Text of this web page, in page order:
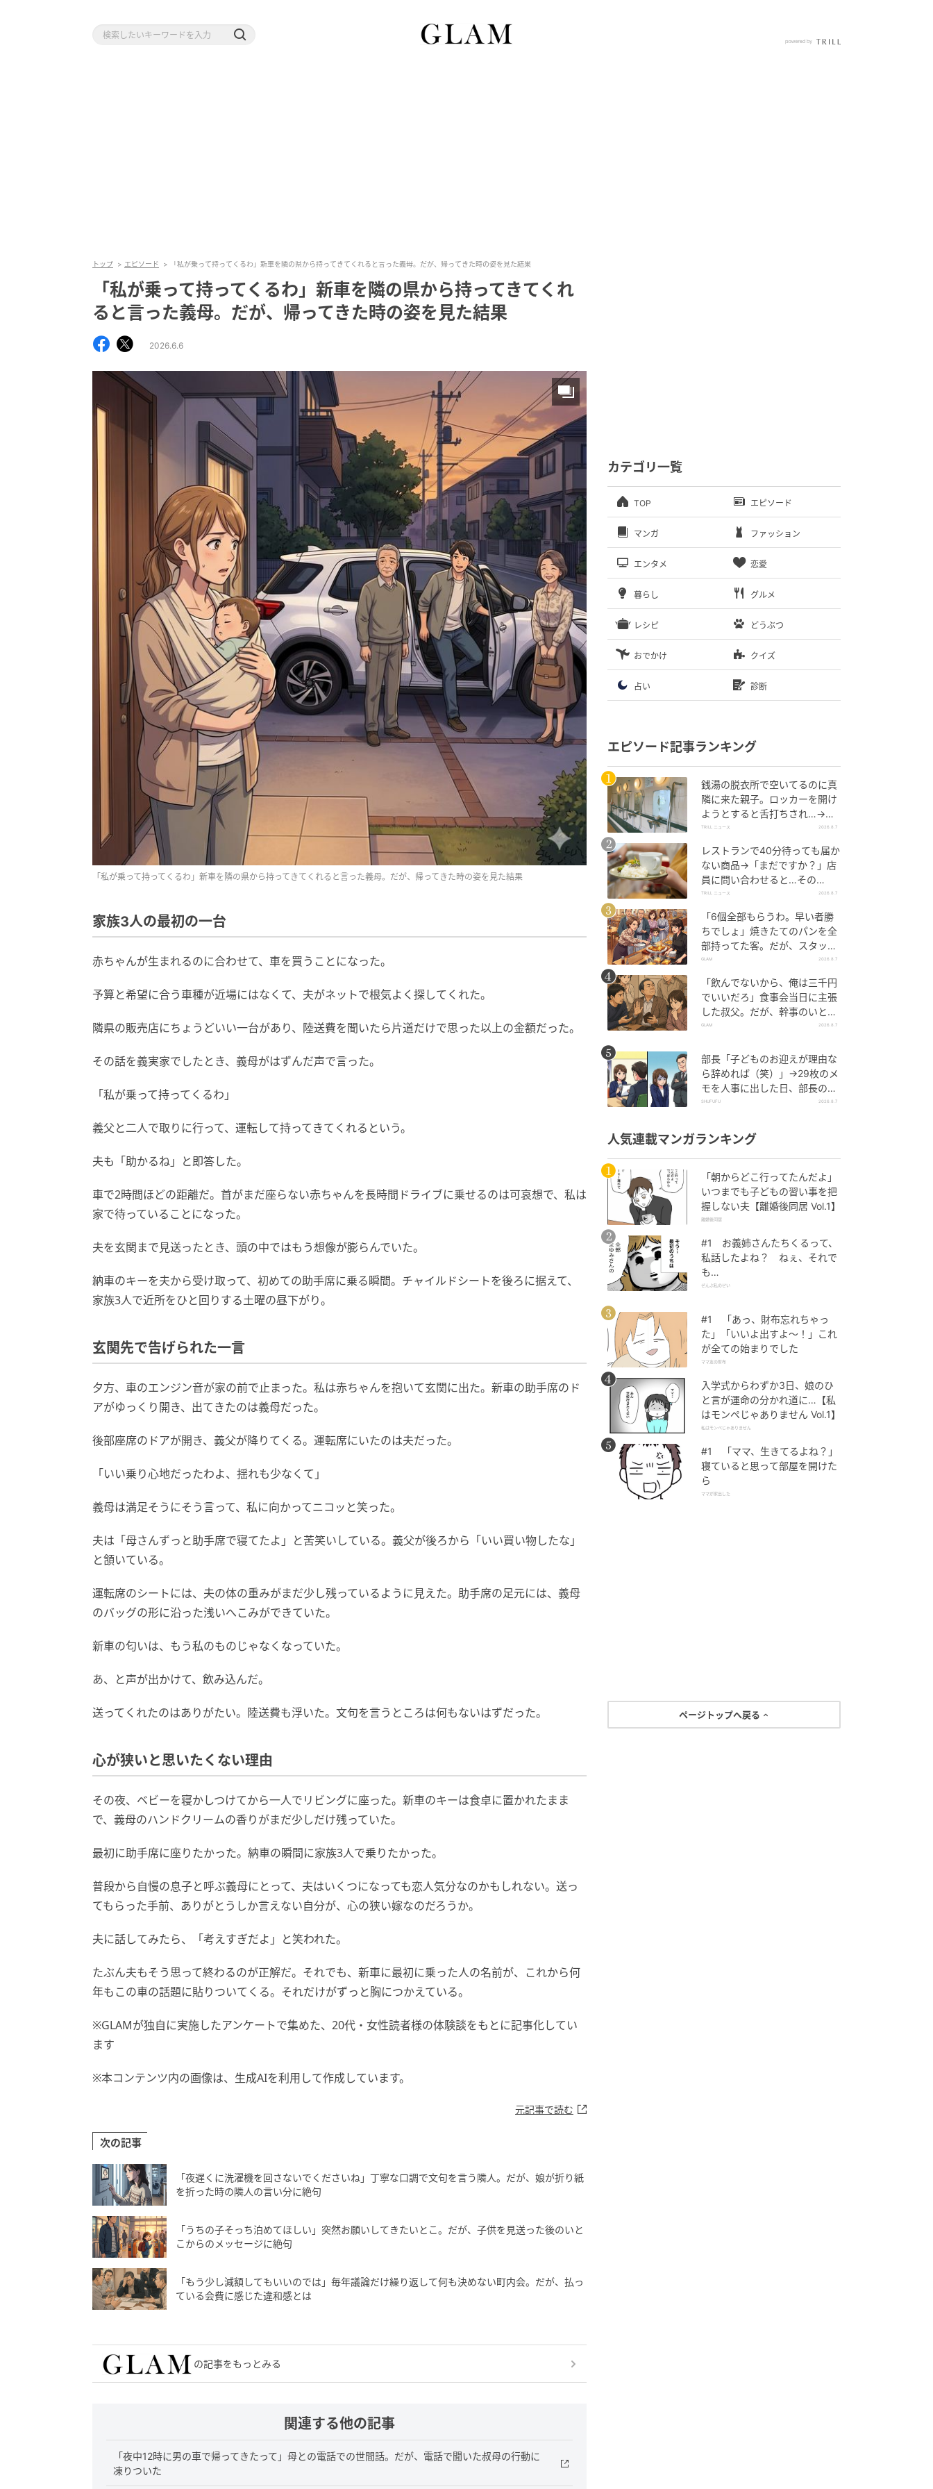
トップ エピソード 「私が乗って持ってくるわ」新車を隣の県から持ってきてくれると言った義母。だが、帰ってきた時の姿を見た結果
「私が乗って持ってくるわ」新車を隣の県から持ってきてくれ
ると言った義母。だが、帰ってきた時の姿を見た結果
2026.6.6
「私が乗って持ってくるわ」新車を隣の県から持ってきてくれると言った義母。だが、帰ってきた時の姿を見た結果
家族3人の最初の一台
赤ちゃんが生まれるのに合わせて、車を買うことになった。
予算と希望に合う車種が近場にはなくて、夫がネットで根気よく探してくれた。
隣県の販売店にちょうどいい一台があり、陸送費を聞いたら片道だけで思った以上の金額だった。
その話を義実家でしたとき、義母がはずんだ声で言った。
「私が乗って持ってくるわ」
義父と二人で取りに行って、運転して持ってきてくれるという。
夫も「助かるね」と即答した。
車で2時間ほどの距離だ。首がまだ座らない赤ちゃんを長時間ドライブに乗せるのは可哀想で、私は
家で待っていることになった。
夫を玄関まで見送ったとき、頭の中ではもう想像が膨らんでいた。
納車のキーを夫から受け取って、初めての助手席に乗る瞬間。チャイルドシートを後ろに据えて、
家族3人で近所をひと回りする土曜の昼下がり。
玄関先で告げられた一言
夕方、車のエンジン音が家の前で止まった。私は赤ちゃんを抱いて玄関に出た。新車の助手席のド
アがゆっくり開き、出てきたのは義母だった。
後部座席のドアが開き、義父が降りてくる。運転席にいたのは夫だった。
「いい乗り心地だったわよ、揺れも少なくて」
義母は満足そうにそう言って、私に向かってニコッと笑った。
夫は「母さんずっと助手席で寝てたよ」と苦笑いしている。義父が後ろから「いい買い物したな」
と頷いている。
運転席のシートには、夫の体の重みがまだ少し残っているように見えた。助手席の足元には、義母
のバッグの形に沿った浅いへこみができていた。
新車の匂いは、もう私のものじゃなくなっていた。
あ、と声が出かけて、飲み込んだ。
送ってくれたのはありがたい。陸送費も浮いた。文句を言うところは何もないはずだった。
心が狭いと思いたくない理由
その夜、ベビーを寝かしつけてから一人でリビングに座った。新車のキーは食卓に置かれたまま
で、義母のハンドクリームの香りがまだ少しだけ残っていた。
最初に助手席に座りたかった。納車の瞬間に家族3人で乗りたかった。
普段から自慢の息子と呼ぶ義母にとって、夫はいくつになっても恋人気分なのかもしれない。送っ
てもらった手前、ありがとうしか言えない自分が、心の狭い嫁なのだろうか。
夫に話してみたら、「考えすぎだよ」と笑われた。
たぶん夫もそう思って終わるのが正解だ。それでも、新車に最初に乗った人の名前が、これから何
年もこの車の話題に貼りついてくる。それだけがずっと胸につかえている。
※GLAMが独自に実施したアンケートで集めた、20代・女性読者様の体験談をもとに記事化してい
ます
※本コンテンツ内の画像は、生成AIを利用して作成しています。
元記事で読む
次の記事
「夜遅くに洗濯機を回さないでくださいね」丁寧な口調で文句を言う隣人。だが、娘が折り紙
を折った時の隣人の言い分に絶句
「うちの子そっち泊めてほしい」突然お願いしてきたいとこ。だが、子供を見送った後のいと
こからのメッセージに絶句
「もう少し減額してもいいのでは」毎年議論だけ繰り返して何も決めない町内会。だが、払っ
ている会費に感じた違和感とは
の記事をもっとみる
関連する他の記事
「夜中12時に男の車で帰ってきたって」母との電話での世間話。だが、電話で聞いた叔母の行動に
凍りついた
カテゴリ一覧
TOP エピソード
マンガ ファッション
エンタメ 恋愛
暮らし グルメ
レシピ どうぶつ
おでかけ クイズ
占い 診断
エピソード記事ランキング
銭湯の脱衣所で空いてるのに真
隣に来た親子。ロッカーを開け
ようとすると舌打ちされ…→直
後、娘の放った“純粋な一言”に
TRILL ニュース 2026.8.7
レストランで40分待っても届か
ない商品→「まだですか？」店
員に問い合わせると…その
後、“理不尽な対応”に「二度と
TRILL ニュース 2026.8.7
「6個全部もらうわ。早い者勝
ちでしょ」焼きたてのパンを全
部持ってた客。だが、スタッフ
の一言で状況が一変
GLAM 2026.8.7
「飲んでないから、俺は三千円
でいいだろ」食事会当日に主張
した叔父。だが、幹事のいとこ
が告げた一言とは
GLAM 2026.8.7
部長「子どものお迎えが理由な
ら辞めれば（笑）」→29枚のメ
モを人事に出した日、部長の顔
が青ざめたワケ
SHUFUFU 2026.8.7
人気連載マンガランキング
「朝からどこ行ってたんだよ」
いつまでも子どもの習い事を把
握しない夫【離婚後同居 Vol.1】
離婚後同居
#1 お義姉さんたちくるって、
私話したよね？ ねぇ、それで
も…
ぜんぶ私のせい
#1 「あっ、財布忘れちゃっ
た」「いいよ出すよ〜！」これ
が全ての始まりでした
ママ友の財布
入学式からわずか3日、娘のひ
と言が運命の分かれ道に…【私
はモンペじゃありません Vol.1】
私はモンペじゃありません
#1 「ママ、生きてるよね？」
寝ていると思って部屋を開けた
ら
ママが家出した
ページトップへ戻る